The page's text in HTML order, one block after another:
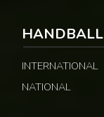
HANDBALL
INTERNATIONAL
NATIONAL